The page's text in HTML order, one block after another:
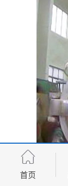
首页